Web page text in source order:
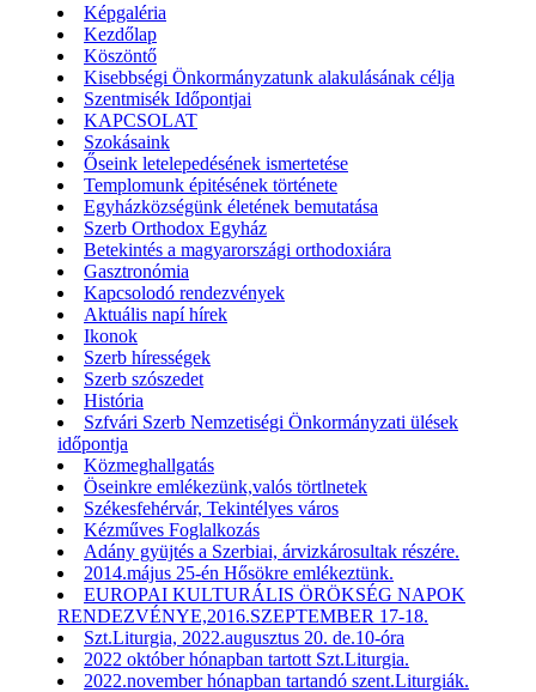
Képgaléria
Kezdőlap
Köszöntő
Kisebbségi Önkormányzatunk alakulásának célja
Szentmisék Időpontjai
KAPCSOLAT
Szokásaink
Őseink letelepedésének ismertetése
Templomunk épitésének története
Egyházközségünk életének bemutatása
Szerb Orthodox Egyház
Betekintés a magyarországi orthodoxiára
Gasztronómia
Kapcsolodó rendezvények
Aktuális napí hírek
Ikonok
Szerb hírességek
Szerb szószedet
História
Szfvári Szerb Nemzetiségi Önkormányzati ülések
időpontja
Közmeghallgatás
Öseinkre emlékezünk,valós törtlnetek
Székesfehérvár, Tekintélyes város
Kézműves Foglalkozás
Adány gyüjtés a Szerbiai, árvizkárosultak részére.
2014.május 25-én Hősökre emlékeztünk.
EUROPAI KULTURÁLIS ÖRÖKSÉG NAPOK
RENDEZVÉNYE,2016.SZEPTEMBER 17-18.
Szt.Liturgia, 2022.augusztus 20. de.10-óra
2022 október hónapban tartott Szt.Liturgia.
2022.november hónapban tartandó szent.Liturgiák.